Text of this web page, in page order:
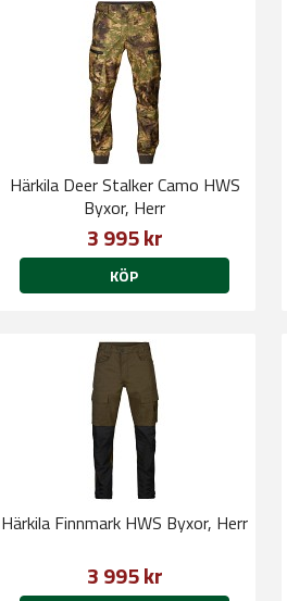
Härkila Deer Stalker Camo HWS
Byxor, Herr
3 995 kr
KÖP
Härkila Finnmark HWS Byxor, Herr
3 995 kr